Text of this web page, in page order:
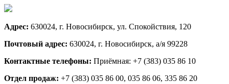
Адрес: 630024, г. Новосибирск, ул. Спокойствия, 120
Почтовый адрес: 630024, г. Новосибирск, а/я 99228
Контактные телефоны: Приёмная: +7 (383) 035 86 10
Отдел продаж: +7 (383) 035 86 00, 035 86 06, 335 86 20